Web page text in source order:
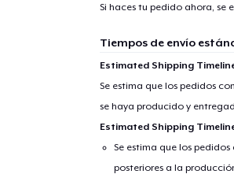
Si haces tu pedido ahora, se
Tiempos de envío
Estimated Shipping
Se estima que los pedidos
se haya producido y
Estimated Shipping
Se estima que los
posteriores a la